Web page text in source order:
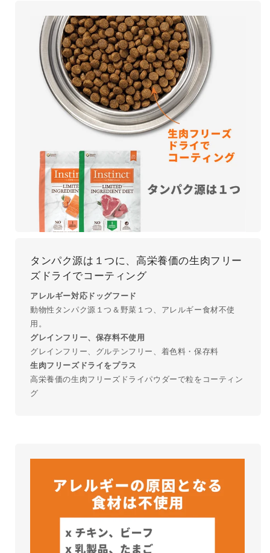
タンパク源は１つに、高栄養価の生肉フリー
ズドライでコーティング
アレルギー対応ドッグフード
動物性タンパク源１つ＆野菜１つ、アレルギー食材不使
用。
グレインフリー、保存料不使用
グレインフリー、グルテンフリー、着色料・保存料
生肉フリーズドライをプラス
高栄養価の生肉フリーズドライパウダーで粒をコーティン
グ